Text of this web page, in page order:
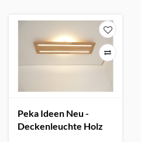
Peka Ideen Neu -
Deckenleuchte Holz